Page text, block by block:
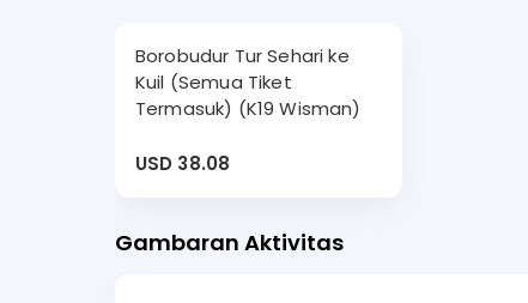
Borobudur Tur Sehari ke
Kuil (Semua Tiket
Termasuk) (K19 Wisman)
USD 38.08
Gambaran Aktivitas